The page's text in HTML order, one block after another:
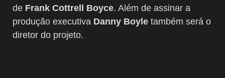
de Frank Cottrell Boyce. Além de assinar a
produção executiva Danny Boyle também será o
diretor do projeto.